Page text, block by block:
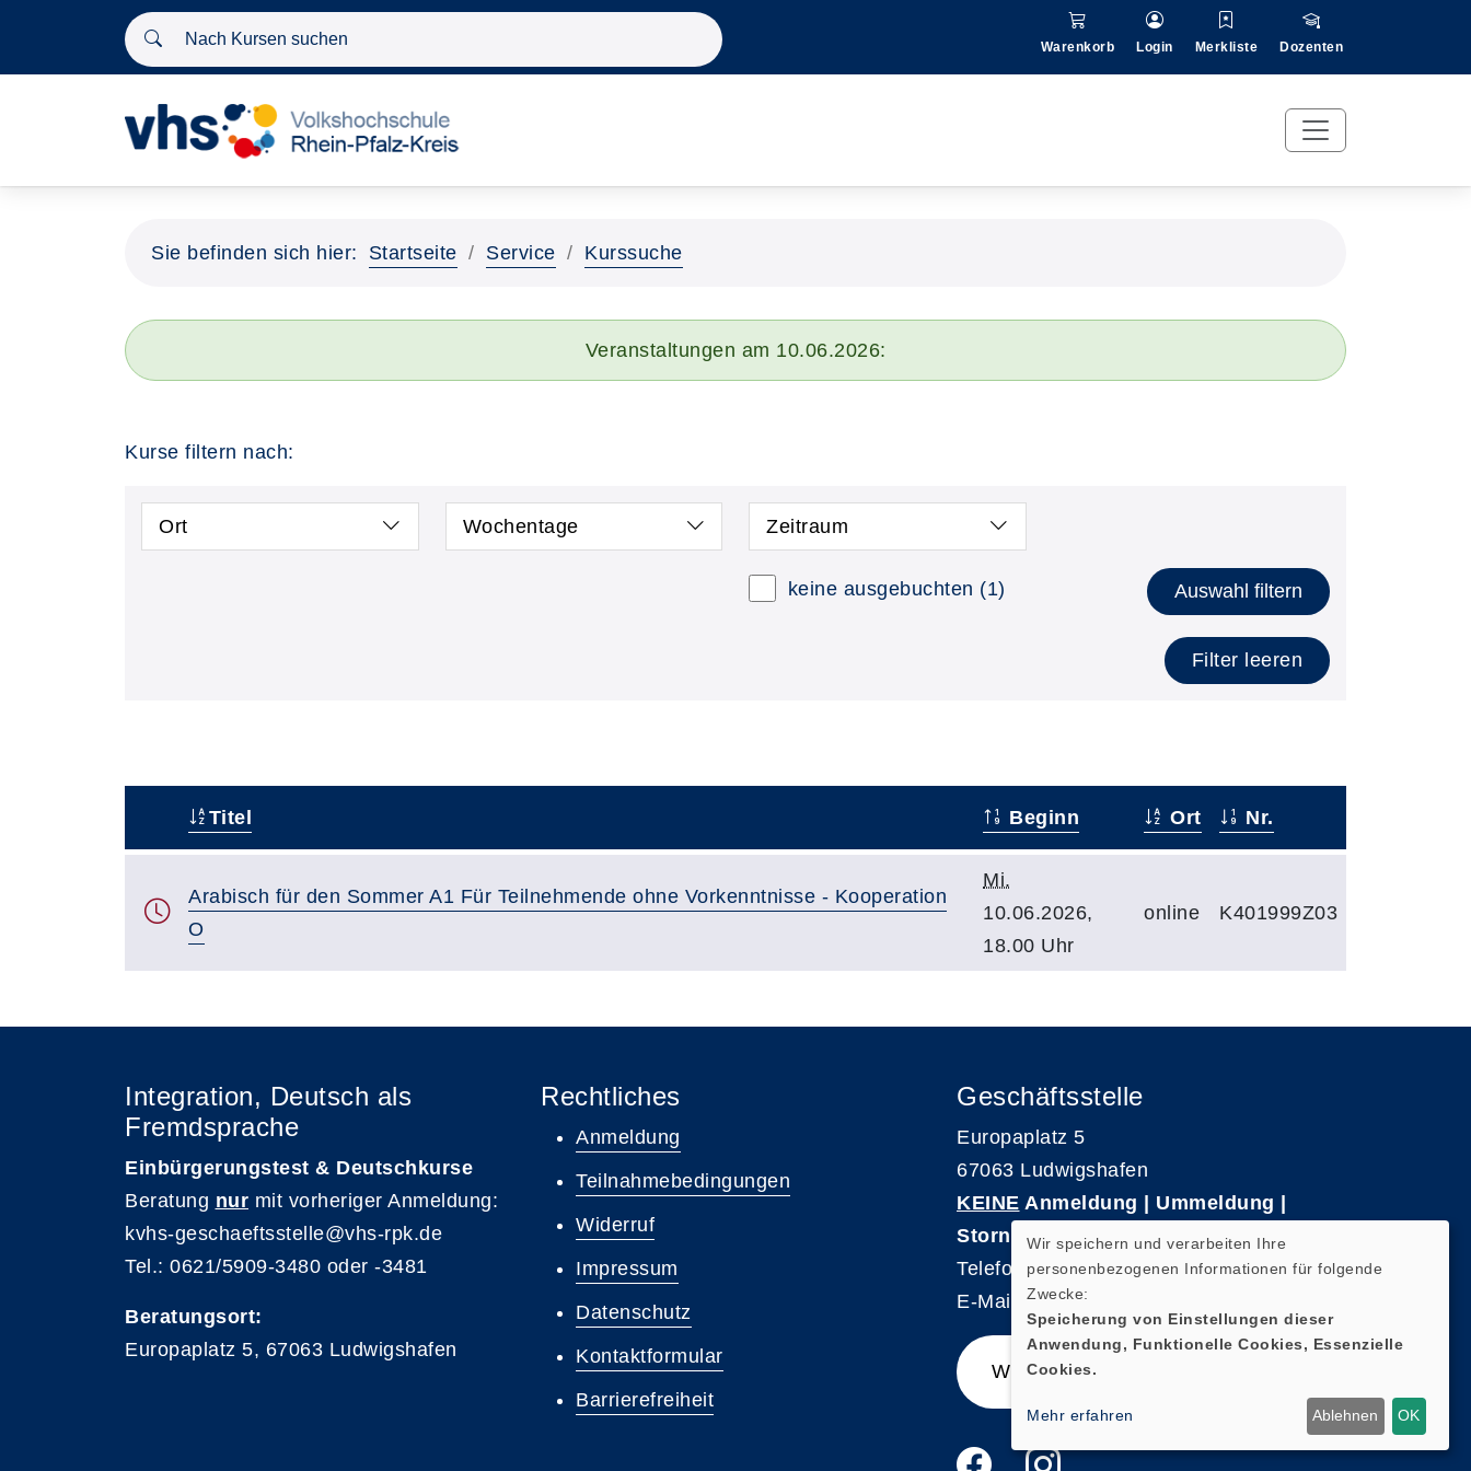
Nach Kursen suchen
Warenkorb Login Merkliste Dozenten
Sie befinden sich hier: Startseite Service Kurssuche
Veranstaltungen am 10.06.2026:
Kurse filtern nach:
Ort Wochentage Zeitraum
keine ausgebuchten (1) Auswahl filtern
Filter leeren
Titel Beginn Ort Nr.
Arabisch für den Sommer A1 Für Teilnehmende ohne Vorkenntnisse - Kooperation
O
Mi.
10.06.2026,
18.00 Uhr
online K401999Z03
Integration, Deutsch als
Fremdsprache
Einbürgerungstest & Deutschkurse
Beratung nur mit vorheriger Anmeldung:
kvhs-geschaeftsstelle@vhs-rpk.de
Tel.: 0621/5909-3480 oder -3481
Beratungsort:
Europaplatz 5, 67063 Ludwigshafen
Rechtliches
Anmeldung
Teilnahmebedingungen
Widerruf
Impressum
Datenschutz
Kontaktformular
Barrierefreiheit
Geschäftsstelle
Europaplatz 5
67063 Ludwigshafen
KEINE Anmeldung | Ummeldung |
Stornierungen
Telefon 0621-5909 3500
E-Mail: kvhs-geschaeftsstelle@vhs-rpk.de
Widerrufsformular
Wir speichern und verarbeiten Ihre
personenbezogenen Informationen für folgende
Zwecke:
Speicherung von Einstellungen dieser
Anwendung, Funktionelle Cookies, Essenzielle
Cookies.
Mehr erfahren Ablehnen OK